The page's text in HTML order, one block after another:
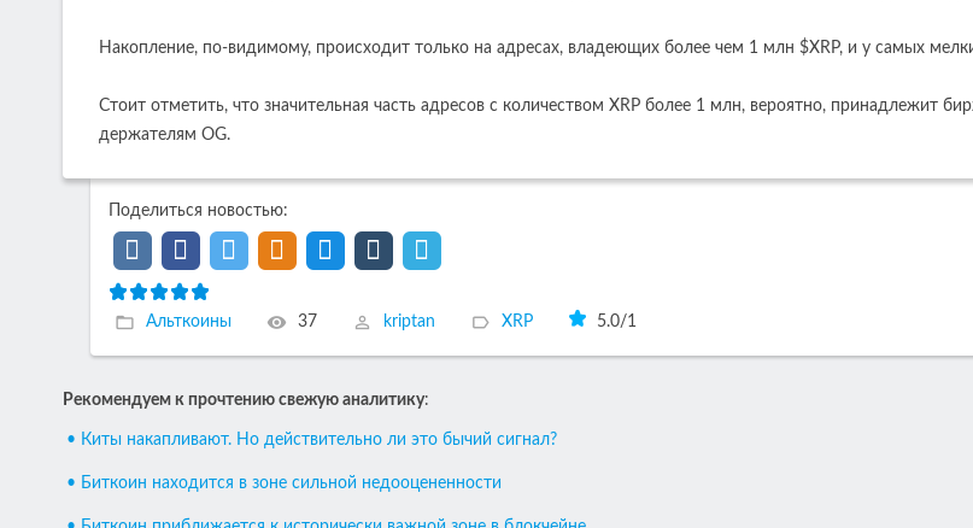
Накопление, по-видимому, происходит только на адресах, владеющих более чем 1 млн $XRP, и у самых
Стоит отметить, что значительная часть адресов с количеством XRP более 1 млн, вероятно, принадлежит
держателям OG.
Поделиться новостью:
Альткоины 37 kriptan XRP 5.0/1
Рекомендуем к прочтению свежую аналитику:
• Киты накапливают. Но действительно ли это бычий сигнал?
• Биткоин находится в зоне сильной недооцененности